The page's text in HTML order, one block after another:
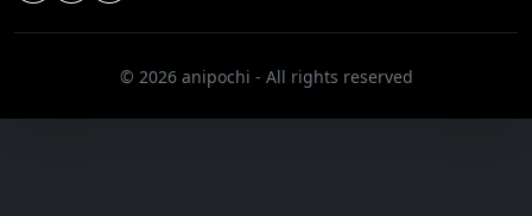
© 2026 anipochi - All rights reserved